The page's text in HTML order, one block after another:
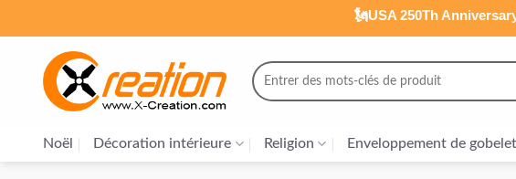
🗽USA 250Th
Recherche
pour :
Noël Décoration intérieure Religion Enveloppement de gobelet